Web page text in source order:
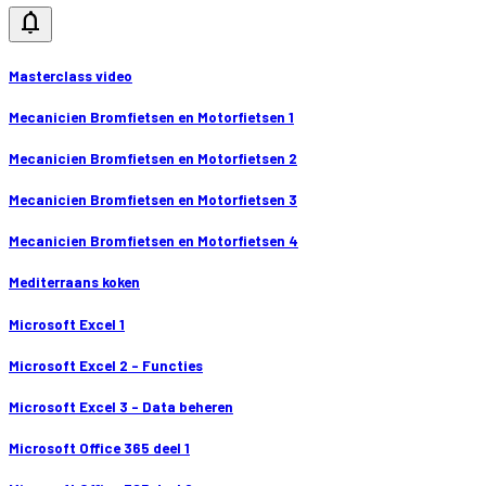
notifications
Masterclass video
Mecanicien Bromfietsen en Motorfietsen 1
Mecanicien Bromfietsen en Motorfietsen 2
Mecanicien Bromfietsen en Motorfietsen 3
Mecanicien Bromfietsen en Motorfietsen 4
Mediterraans koken
Microsoft Excel 1
Microsoft Excel 2 - Functies
Microsoft Excel 3 - Data beheren
Microsoft Office 365 deel 1